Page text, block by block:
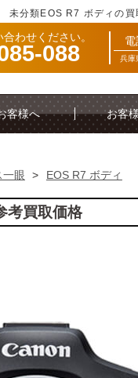
未分類EOS R7 ボディの買
わせください。
088 兵庫
客様へ お客
一眼 > EOS R7 ボディ
考買取価格